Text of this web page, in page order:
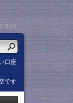
국어)
口座
です